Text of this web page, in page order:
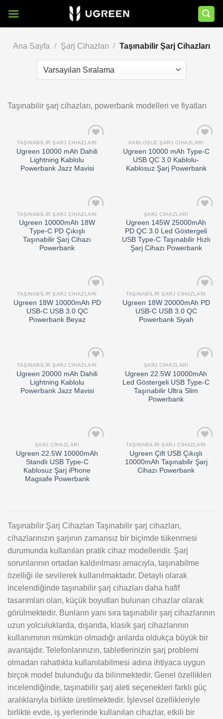
atla
Ana Sayfa / Şarj Cihazları / Taşınabilir Şarj Cihazları
Taşınabilir şarj cihazları, powerbank modelleri ve fiyatları
wishlist
TAŞINABILIR ŞARJ CIHAZLARI
Ugreen 10000 mAh Dahili
Lightning Kablolu
Powerbank Jazz Mavisi
wishlist
KABLOSUZ ŞARJ CIHAZLARI
Ugreen 10000 mAh Type-C
USB QC 3.0 Kablolu-
Kablosuz Şarj Powerbank
Add to
wishlist
TAŞINABILIR ŞARJ CIHAZLARI
Ugreen 10000mAh 18W
Type-C PD Çıkışlı
Taşınabilir Şarj Cihazı
Powerbank
Add to
wishlist
ŞARJ CIHAZLARI
Ugreen 145W 25000mAh
PD QC 3.0 Led Göstergeli
USB Type-C Taşınabilir Hızlı
Şarj Cihazı Powerbank
wishlist
TAŞINABILIR ŞARJ CIHAZLARI
Ugreen 18W 10000mAh PD
USB-C USB 3.0 QC
Powerbank Beyaz
wishlist
TAŞINABILIR ŞARJ CIHAZLARI
Ugreen 18W 20000mAh PD
USB-C USB 3.0 QC
Powerbank Siyah
wishlist
TAŞINABILIR ŞARJ CIHAZLARI
Ugreen 20000 mAh Dahili
Lightning Kablolu
Powerbank Jazz Mavisi
wishlist
ŞARJ CIHAZLARI
Ugreen 22.5W 10000mAh
Led Göstergeli USB Type-C
Taşınabilir Ultra Slim
Powerbank
wishlist
ŞARJ CIHAZLARI
Ugreen 22.5W 10000mAh
Standlı USB Type-C
Kablosuz Şarj iPhone
Magsafe Powerbank
wishlist
TAŞINABILIR ŞARJ CIHAZLARI
Ugreen Çift USB Çıkışlı
10000mAh Taşınabilir Şarj
Cihazı Powerbank
Taşınabilir Şarj Cihazları Taşınabilir şarj cihazları,
cihazlarınızın şarjının zamansız bir biçimde tükenmesi
durumunda kullanılan pratik cihaz modelleridir. Şarj
sorunlarının ortadan kaldırılması amacıyla, taşınabilme
özelliği ile sevilerek kullanılmaktadır. Detaylı olarak
incelendiğinde taşınabilir şarj cihazları daha hafif
tasarımları olan, küçük boyutları bulunan cihazlar olarak
görülmektedir. Bunların yanı sıra taşınabilir şarj cihazlarının
uzun yolculuklarda, dışarıda, klasik şarj cihazlarının
kullanımının mümkün olmadığı anlarda oldukça büyük bir
avantajdır. Telefonlarınızın, tabletlerinizin şarj problemi
olmadan rahatlıkla kullanılabilmesi adına ihtiyaca uygun
birçok model bulunduğu da bilinmektedir. Genel özellikleri
incelendiğinde, taşınabilir şarj aleti seçenekleri farklı güç
aralıklarıyla birlikte üretilmektedir. İşlevsel özellikleriyle
birlikte evde, iş yerlerinde kullanılan cihazlar, etkili bir